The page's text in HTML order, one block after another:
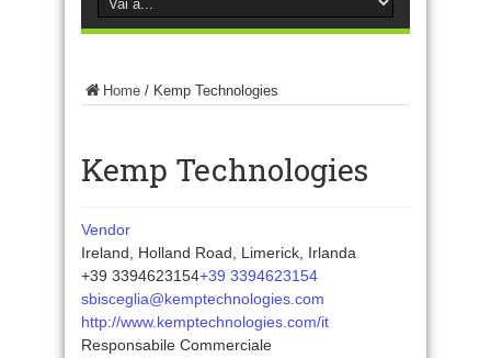
Home / Kemp Technologies
Kemp Technologies
Vendor
Ireland, Holland Road, Limerick, Irlanda
+39 3394623154+39 3394623154
sbisceglia@kemptechnologies.com
http://www.kemptechnologies.com/it
Responsabile Commerciale